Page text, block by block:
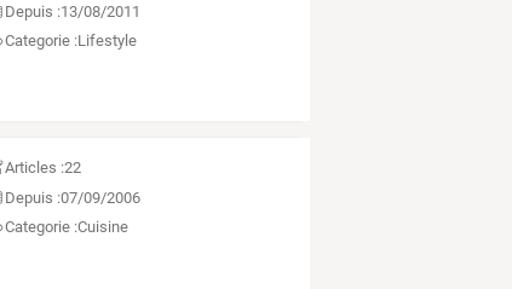
Depuis :13/08/2011
Categorie :Lifestyle
Articles :22
Depuis :07/09/2006
Categorie :Cuisine